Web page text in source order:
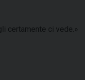
certamente ci vede.»